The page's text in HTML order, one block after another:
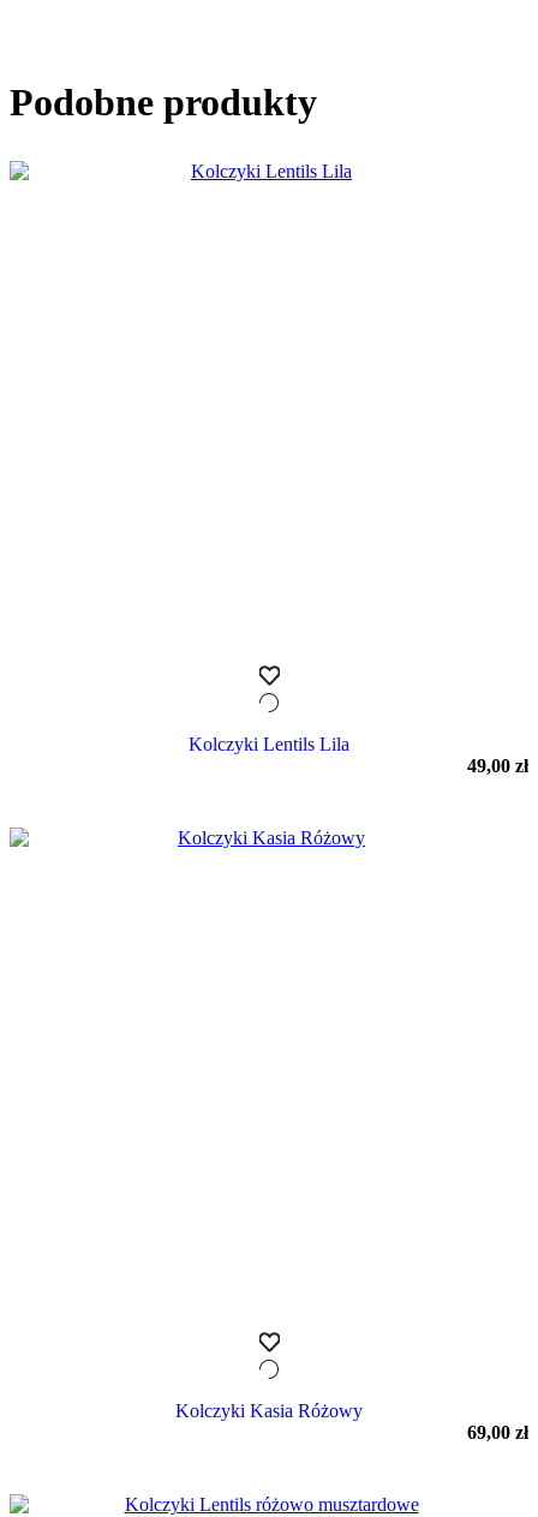
Podobne produkty
Kolczyki Lentils Lila
49,00 zł
Kolczyki Kasia Różowy
69,00 zł